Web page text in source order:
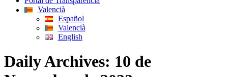
Valencià
Español
Valencià
English
Daily Archives: 10 de